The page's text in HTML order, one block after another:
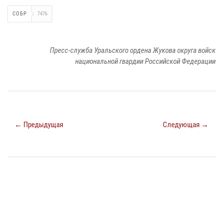
СОБР 7476
Пресс-служба Уральского ордена Жукова округа войск
национальной гвардии Российской Федерации
← Предыдущая Следующая →